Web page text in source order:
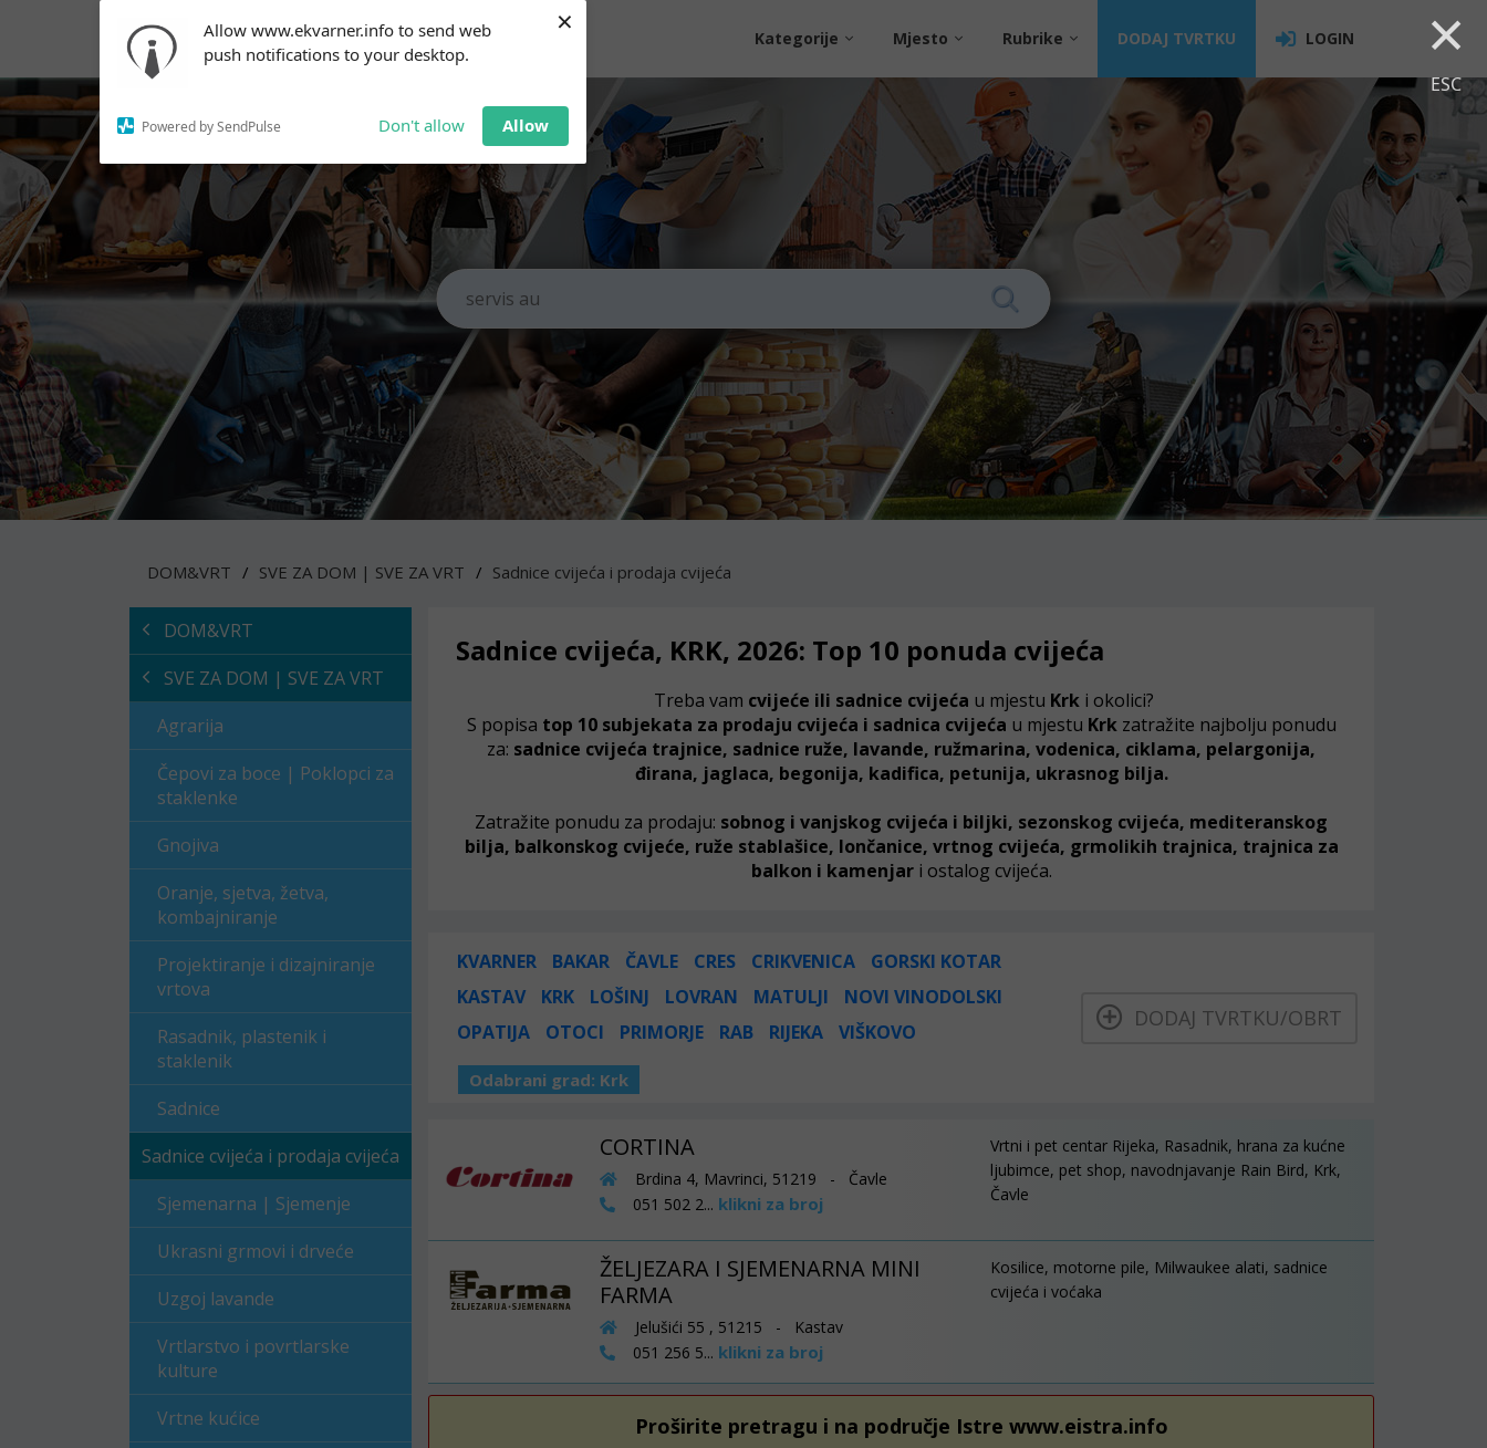
Allow www.ekvarner.info to send web
push notifications to your desktop.
Powered by SendPulse Don't allow Allow
× ×
ESC
notifications!
To enable permission prompts, click
on the notification icon
Kategorije Mjesto Rubrike DODAJ TVRTKU LOGIN
DOM&VRT SVE ZA DOM | SVE ZA VRT Sadnice cvijeća i prodaja cvijeća
DOM&VRT
SVE ZA DOM | SVE ZA VRT
Agrarija
Čepovi za boce | Poklopci za
staklenke
Gnojiva
Oranje, sjetva, žetva,
kombajniranje
Projektiranje i dizajniranje
vrtova
Rasadnik, plastenik i
staklenik
Sadnice
Sadnice cvijeća i prodaja cvijeća
Sjemenarna | Sjemenje
Ukrasni grmovi i drveće
Uzgoj lavande
Vrtlarstvo i povrtlarske
kulture
Vrtne kućice
Sadnice cvijeća, KRK, 2026: Top 10 ponuda cvijeća
Treba vam cvijeće ili sadnice cvijeća u mjestu Krki okolici?
S popisa top 10 subjekata za prodaju cvijeća i sadnica cvijeća u mjestu Krk zatražite najbolju ponudu
za: sadnice cvijeća trajnice, sadnice ruže, lavande, ružmarina, vodenica, ciklama, pelargonija,
đirana, jaglaca, begonija, kadifica, petunija, ukrasnog bilja.
Zatražite ponudu za prodaju: sobnog i vanjskog cvijeća i biljki, sezonskog cvijeća, mediteranskog
bilja, balkonskog cvijeće, ruže stablašice, lončanice, vrtnog cvijeća, grmolikih trajnica, trajnica za
balkon i kamenjar i ostalog cvijeća.
KVARNER BAKAR ČAVLE CRES CRIKVENICA
GORSKI KOTAR
KASTAV
KRK LOŠINJ LOVRAN MATULJI
NOVI VINODOLSKI
OPATIJA
OTOCI PRIMORJE RAB RIJEKA VIŠKOVO
Odabrani grad: Krk
DODAJ TVRTKU/OBRT
CORTINA
Brdina 4, Mavrinci, 51219 - Čavle
051 502 2... klikni za broj
Vrtni i pet centar Rijeka, Rasadnik, hrana za kućne
ljubimce, pet shop, navodnjavanje Rain Bird, Krk,
Čavle
ŽELJEZARA I SJEMENARNA MINI
FARMA
Jelušići 55 , 51215 - Kastav
051 256 5... klikni za broj
Kosilice, motorne pile, Milwaukee alati, sadnice
cvijeća i voćaka
Proširite pretragu i na područje Istre www.eistra.info